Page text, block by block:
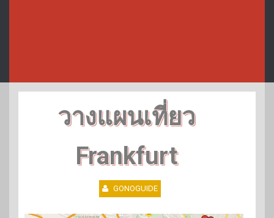
วางแผนเที่ยว
Frankfurt
GONOGUIDE